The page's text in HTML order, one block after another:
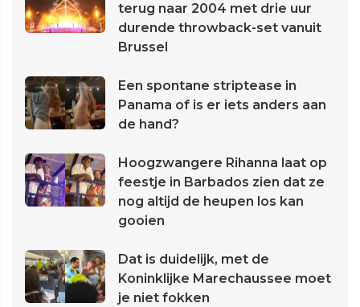
terug naar 2004 met drie uur
durende throwback-set vanuit
Brussel
Een spontane striptease in
Panama of is er iets anders aan
de hand?
Hoogzwangere Rihanna laat op
feestje in Barbados zien dat ze
nog altijd de heupen los kan
gooien
Dat is duidelijk, met de
Koninklijke Marechaussee moet
je niet fokken